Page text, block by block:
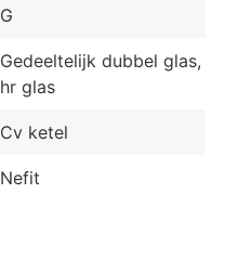
G
Gedeeltelijk dubbel glas,
hr glas
Cv ketel
Nefit